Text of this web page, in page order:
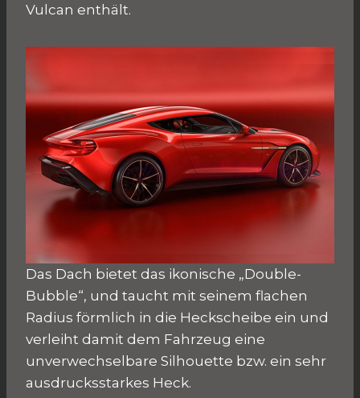
Vulcan enthält.
Das Dach bietet das ikonische „Double-
Bubble“, und taucht mit seinem flachen
Radius förmlich in die Heckscheibe ein und
verleiht damit dem Fahrzeug eine
unverwechselbare Silhouette bzw. ein sehr
ausdrucksstarkes Heck.